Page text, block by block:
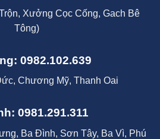
Xưởng Cọc Cống, Gach Bê
Tông)
0982.102.639
Chương Mỹ, Thanh Oai
0981.291.311
Ba Đình, Sơn Tây, Ba Vì, Phú